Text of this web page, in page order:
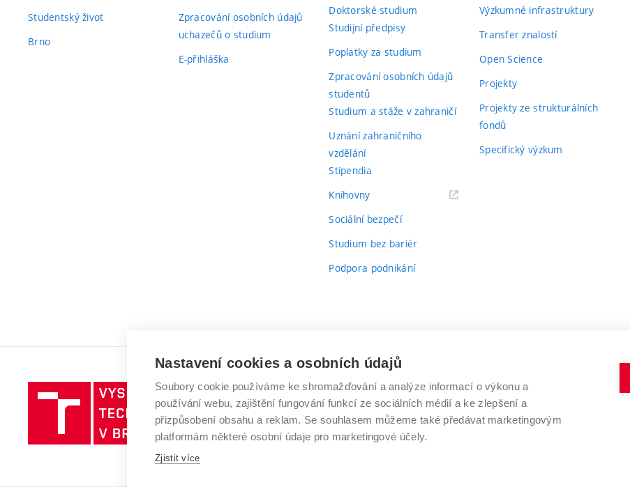
Studentský život
Brno
Zpracování osobních údajů
uchazečů o studium
E-přihláška
Doktorské studium
Studijní předpisy
Poplatky za studium
Zpracování osobních údajů
studentů
Studium a stáže v zahraničí
Uznání zahraničního
vzdělání
Stipendia
Knihovny(externí
Sociální bezpečí
Studium bez bariér
Podpora podnikání
Výzkumné infrastruktury
Transfer znalostí
Open Science
Projekty
Projekty ze strukturálních
fondů
Specifický výzkum
Vysoké
učení
technické
v
VYSOKÉ UČENÍ TECHNICKÉ V BRNĚ
Antonínská 548/1
602 00 Brno
www.vut.cz
Nastavení cookies a osobních údajů
Soubory cookie používáme ke shromažďování a analýze informací o výkonu a
používání webu, zajištění fungování funkcí ze sociálních médií a ke zlepšení a
přizpůsobení obsahu a reklam. Se souhlasem můžeme také předávat marketingovým
platformám některé osobní údaje pro marketingové účely.
Zjistit více